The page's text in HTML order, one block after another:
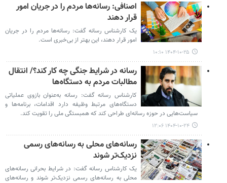
اصنافی: رسانه‌ها مردم را در جریان امور
قرار دهند
یک کارشناس رسانه گفت: رسانه‌ها مردم را در جریان
امور قرار دهند، این بهتر از بی‌خبری است.
۱۴۰۴-۱۰-۲۵ ۱۰:۱۰
رسانه در شرایط جنگی چه کار کند؟/ انتقال
مطالبات مردم به دستگاه‌ها
کارشناس رسانه گفت: رسانه به‌عنوان بازوی عملیاتی
دستگاه‌های مرتبط وظیفه دارد اقدامات، برنامه‌ها و
سیاست‌هایی در حوزه رسانه‌ای طراحی کند که همبستگی ملی را تقویت کند.
۱۴۰۴-۱۰-۲۴ ۱۲:۰۶
رسانه‌های محلی به رسانه‌های رسمی
نزدیک‌تر شوند
یک کارشناس رسانه گفت: در شرایط بحرانی رسانه‌های
محلی به رسانه‌های رسمی نزدیک‌تر شوند و رسانه‌های